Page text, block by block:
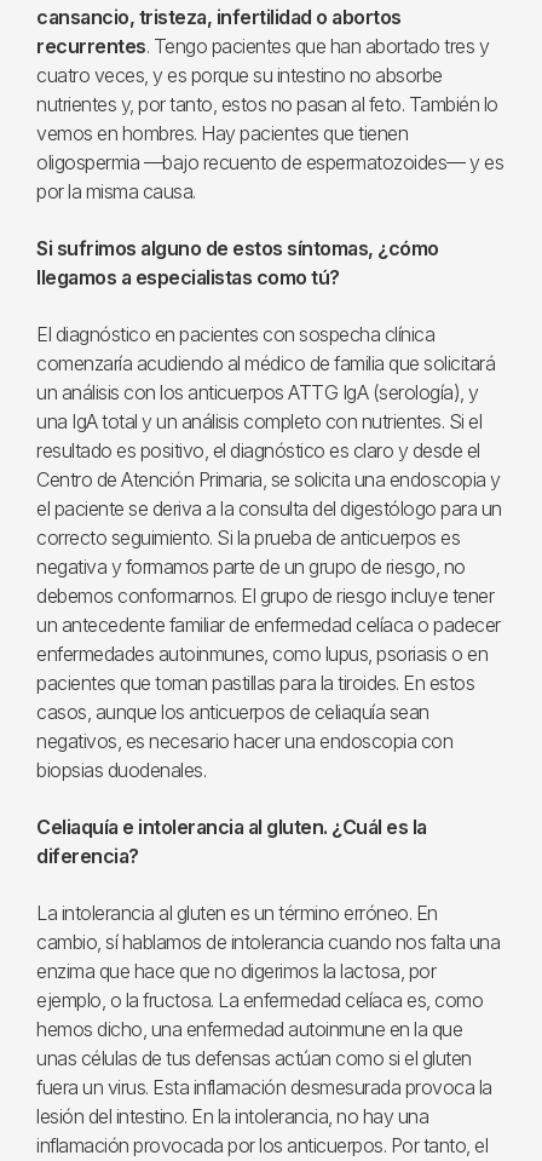
cansancio, tristeza, infertilidad o abortos
recurrentes. Tengo pacientes que han abortado tres y
cuatro veces, y es porque su intestino no absorbe
nutrientes y, por tanto, estos no pasan al feto. También lo
vemos en hombres. Hay pacientes que tienen
oligospermia —bajo recuento de espermatozoides— y es
por la misma causa.
Si sufrimos alguno de estos síntomas, ¿cómo
llegamos a especialistas como tú?
El diagnóstico en pacientes con sospecha clínica
comenzaría acudiendo al médico de familia que solicitará
un análisis con los anticuerpos ATTG IgA (serología), y
una IgA total y un análisis completo con nutrientes. Si el
resultado es positivo, el diagnóstico es claro y desde el
Centro de Atención Primaria, se solicita una endoscopia y
el paciente se deriva a la consulta del digestólogo para un
correcto seguimiento. Si la prueba de anticuerpos es
negativa y formamos parte de un grupo de riesgo, no
debemos conformarnos. El grupo de riesgo incluye tener
un antecedente familiar de enfermedad celíaca o padecer
enfermedades autoinmunes, como lupus, psoriasis o en
pacientes que toman pastillas para la tiroides. En estos
casos, aunque los anticuerpos de celiaquía sean
negativos, es necesario hacer una endoscopia con
biopsias duodenales.
Celiaquía e intolerancia al gluten. ¿Cuál es la
diferencia?
La intolerancia al gluten es un término erróneo. En
cambio, sí hablamos de intolerancia cuando nos falta una
enzima que hace que no digerimos la lactosa, por
ejemplo, o la fructosa. La enfermedad celíaca es, como
hemos dicho, una enfermedad autoinmune en la que
unas células de tus defensas actúan como si el gluten
fuera un virus. Esta inflamación desmesurada provoca la
lesión del intestino. En la intolerancia, no hay una
inflamación provocada por los anticuerpos. Por tanto, el